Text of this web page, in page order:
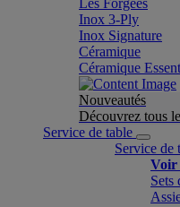
Les Forgées
Inox 3-Ply
Inox Signature
Céramique
Céramique
Nouveautés
Découvrez tous
Service de table
Service de
Voir
Sets